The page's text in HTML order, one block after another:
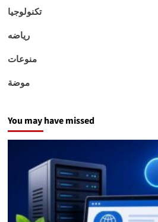
تكنولوجيا
رياضه
منوعات
موضة
You may have missed